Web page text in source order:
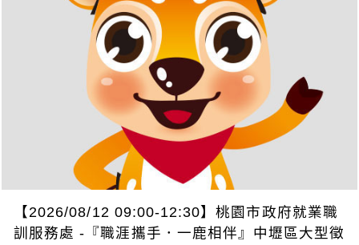
【2026/08/12 09:00-12:30】桃園市政府就業職
訓服務處 -『職涯攜手．一鹿相伴』中壢區大型徵